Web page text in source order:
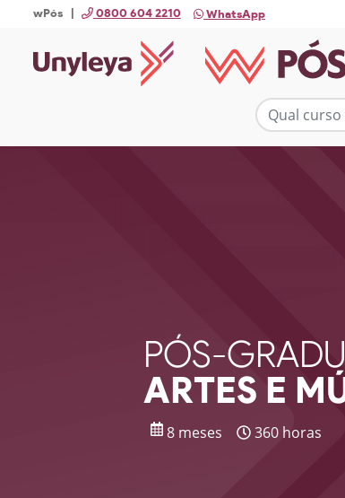
wPós | 0800 604 2210 WhatsApp
PÓS-
ARTES E
8 meses 360 horas